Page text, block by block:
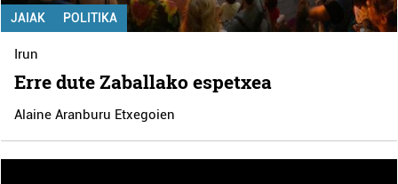
JAIAK POLITIKA
Irun
Erre dute Zaballako espetxea
Alaine Aranburu Etxegoien